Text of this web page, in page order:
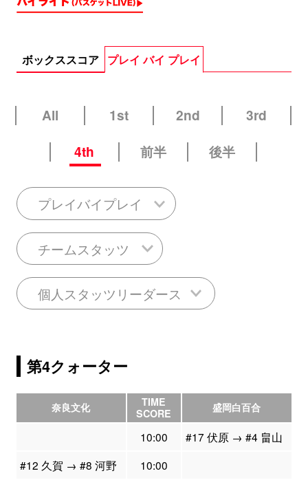
ボックススコア プレイ バイ プレイ
All 1st 2nd
3rd
4th
前半 後半
プレイバイプレイ
チームスタッツ
個人スタッツリーダース
第4クォーター
奈良文化
TIME
SCORE
盛岡白百合
10:00
#17 伏原 → #4 畠山
#12 久賀 → #8 河野
10:00